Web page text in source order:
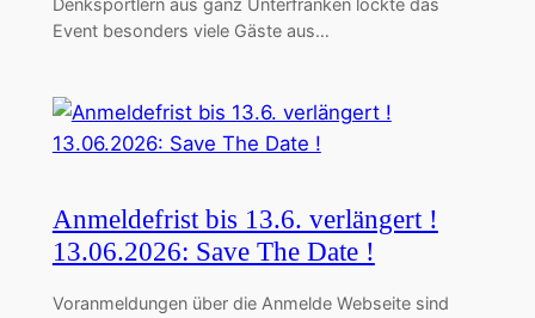
Denksportlern aus ganz Unterfranken lockte das
Event besonders viele Gäste aus…
Anmeldefrist bis 13.6. verlängert !
13.06.2026: Save The Date !
Voranmeldungen über die Anmelde Webseite sind